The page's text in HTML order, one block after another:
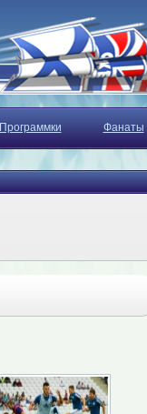
Программки Фанаты